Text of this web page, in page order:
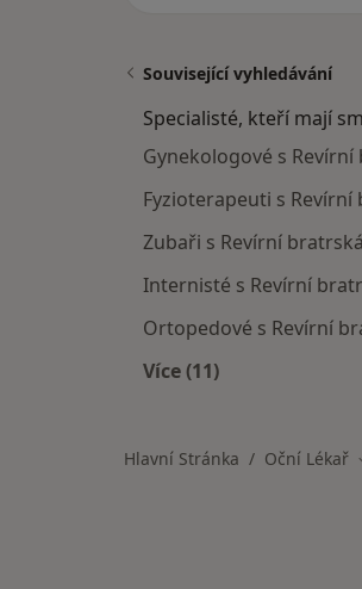
Související vyhledávání
Specialisté, kteří mají
Gynekologové s
Fyzioterapeuti s
Zubaři s Revírní
Internisté s Revírní
Ortopedové s Revírní
Více (11)
Hlavní Stránka Oční Lékař